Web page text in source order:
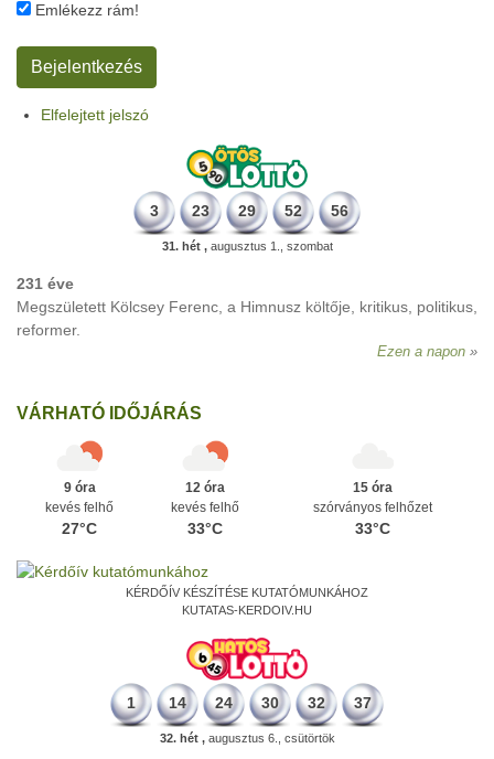
Emlékezz rám!
Elfelejtett jelszó
3 23 29 52 56
31. hét ,augusztus 1., szombat
231 éve
Megszületett Kölcsey Ferenc, a Himnusz költője, kritikus, politikus,
reformer.
Ezen a napon
VÁRHATÓ IDŐJÁRÁS
9 óra
kevés felhő
27°C
12 óra
kevés felhő
33°C
15 óra
szórványos felhőzet
33°C
KÉRDŐÍV KÉSZÍTÉSE KUTATÓMUNKÁHOZ
KUTATAS-KERDOIV.HU
1 14 24 30 32 37
32. hét ,augusztus 6., csütörtök